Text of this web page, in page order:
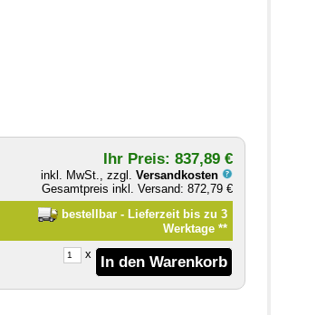
Ihr Preis: 837,89 €
inkl. MwSt., zzgl.Versandkosten
Gesamtpreis inkl. Versand: 872,79 €
bestellbar - Lieferzeit bis zu 3
Werktage **
x